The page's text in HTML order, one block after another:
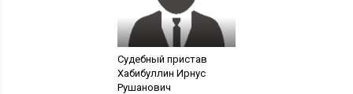
Судебный пристав
Хабибуллин Ирнус
Рушанович